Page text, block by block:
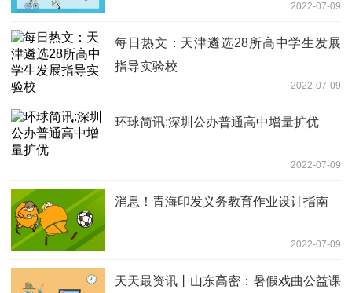
2022-07-09
每日热文：天津遴选28所高中学生发展
指导实验校
2022-07-09
环球简讯:深圳公办普通高中增量扩优
2022-07-09
消息！青海印发义务教育作业设计指南
2022-07-09
天天最资讯丨山东高密：暑假戏曲公益课